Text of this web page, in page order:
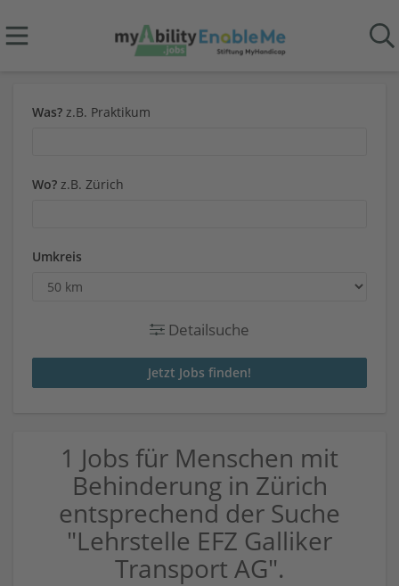
Was? z.B. Praktikum
Wo? z.B. Zürich
Umkreis
Detailsuche
1 Jobs für Menschen mit
Behinderung in Zürich
entsprechend der Suche
"Lehrstelle EFZ Galliker
Transport AG".